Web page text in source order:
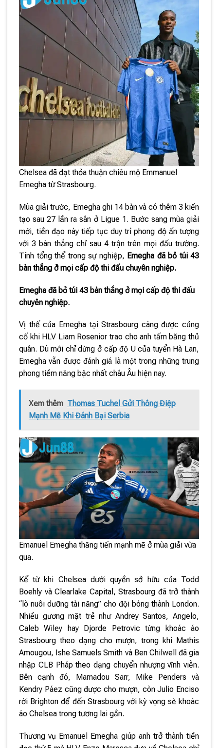
Chelsea đã đạt thỏa thuận chiêu mộ Emmanuel
Emegha từ Strasbourg.
Mùa giải trước, Emegha ghi 14 bàn và có thêm 3 kiến
tạo sau 27 lần ra sân ở Ligue 1. Bước sang mùa giải
mới, tiền đạo này tiếp tục duy trì phong độ ấn tượng
với 3 bàn thắng chỉ sau 4 trận trên mọi đấu trường.
Tính tổng thể trong sự nghiệp, Emegha đã bỏ túi 43
bàn thắng ở mọi cấp độ thi đấu chuyên nghiệp.
Emegha đã bỏ túi 43 bàn thắng ở mọi cấp độ thi đấu
chuyên nghiệp.
Vị thế của Emegha tại Strasbourg càng được củng
cố khi HLV Liam Rosenior trao cho anh tấm băng thủ
quân. Dù mới chỉ dừng ở cấp độ U của tuyển Hà Lan,
Emegha vẫn được đánh giá là một trong những trung
phong tiềm năng bậc nhất châu Âu hiện nay.
Xem thêm Thomas Tuchel Gửi Thông Điệp
Mạnh Mẽ Khi Đánh Bại Serbia
Emanuel Emegha thăng tiến mạnh mẽ ở mùa giải vừa
qua.
Kể từ khi Chelsea dưới quyền sở hữu của Todd
Boehly và Clearlake Capital, Strasbourg đã trở thành
“lò nuôi dưỡng tài năng” cho đội bóng thành London.
Nhiều gương mặt trẻ như Andrey Santos, Angelo,
Caleb Wiley hay Djorde Petrovic từng khoác áo
Strasbourg theo dạng cho mượn, trong khi Mathis
Amougou, Ishe Samuels Smith và Ben Chilwell đã gia
nhập CLB Pháp theo dạng chuyển nhượng vĩnh viễn.
Bên cạnh đó, Mamadou Sarr, Mike Penders và
Kendry Páez cũng được cho mượn, còn Julio Enciso
rời Brighton để đến Strasbourg với kỳ vọng sẽ khoác
áo Chelsea trong tương lai gần.
Thương vụ Emanuel Emegha giúp anh trở thành tiền